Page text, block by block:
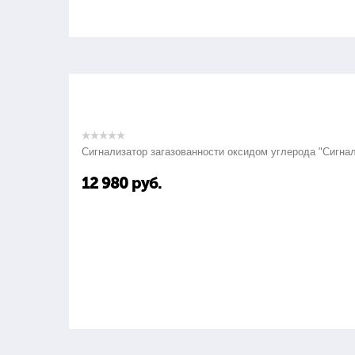
Сигнализатор загазованности оксидом углерода
12 980 руб.